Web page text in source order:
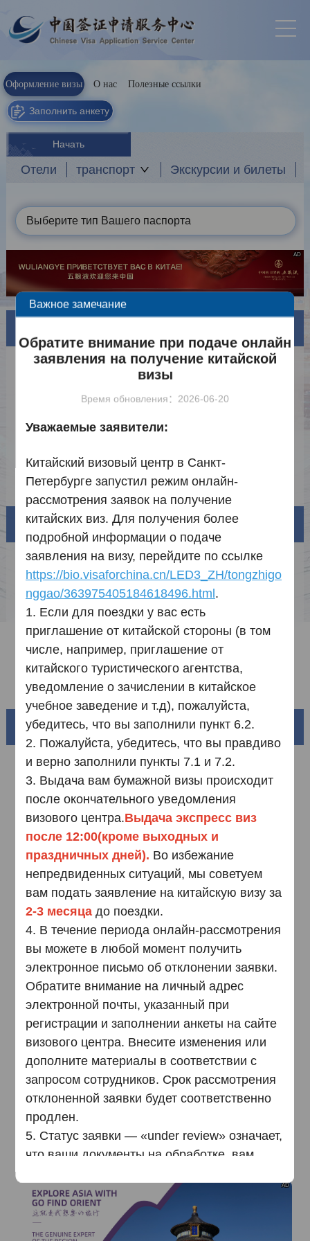
Оформление визы О нас Полезные ссылки
Заполнить анкету
Начать
Отели транспорт Экскурсии и билеты
Выберите тип Вашего паспорта
AD
Объявление о введении безвизового
режима для российских граждан
2026-05-20
Уведомление об активации услуги
отложенной обработки
График выходных и праздничных дней в
2026 году
снижения визовых сборов
Уведомление о продолжении
освобождения от снятия отпечатков
пальцев для некоторых заявителей на
визы
Информация о визах
Типы виз и документы
Стоимость оформления и визы
Образец заполнения анкеты
Скачать документы
Прекрасный Китай
Южный Китай
Бассейн реки Хуанхэ и 18 000 километров
извилистой береговой линии
AD
Важное замечание
Обратите внимание при подаче онлайн
заявления на получение китайской
визы
Время обновления：2026-06-20
Уважаемые заявители:
Китайский визовый центр в Санкт-
Петербурге запустил режим онлайн-
рассмотрения заявок на получение
китайских виз. Для получения более
подробной информации о подаче
заявления на визу, перейдите по ссылке
https://bio.visaforchina.cn/LED3_ZH/tongzhigo
nggao/363975405184618496.html.
1. Если для поездки у вас есть
приглашение от китайской стороны (в том
числе, например, приглашение от
китайского туристического агентства,
уведомление о зачислении в китайское
учебное заведение и т.д), пожалуйста,
убедитесь, что вы заполнили пункт 6.2.
2. Пожалуйста, убедитесь, что вы правдиво
и верно заполнили пункты 7.1 и 7.2.
3. Выдача вам бумажной визы происходит
после окончательного уведомления
визового центра.Выдача экспресс виз
после 12:00(кроме выходных и
праздничных дней). Во избежание
непредвиденных ситуаций, мы советуем
вам подать заявление на китайскую визу за
2-3 месяца до поездки.
4. В течение периода онлайн-рассмотрения
вы можете в любой момент получить
электронное письмо об отклонении заявки.
Обратите внимание на личный адрес
электронной почты, указанный при
регистрации и заполнении анкеты на сайте
визового центра. Внесите изменения или
дополните материалы в соответствии с
запросом сотрудников. Срок рассмотрения
отклоненной заявки будет соответственно
продлен.
5. Статус заявки — «under review» означает,
что ваши документы на обработке, вам
заявки — «reject», вы получите
уведомление об отклонении с причиной на
зарегистрированный вами адрес